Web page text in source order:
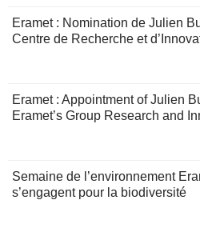
Eramet : Nomination de Julien
Centre de Recherche et
Eramet : Appointment of Julien
Eramet’s Group Research and
Semaine de l’environnement
s’engagent pour la biodiversité